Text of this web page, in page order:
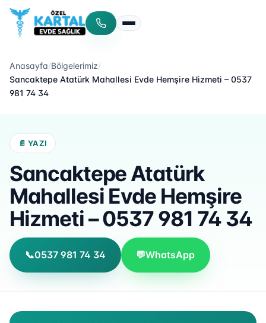
Menüyü aç/kapat
Anasayfa/Bölgelerimiz/
Sancaktepe Atatürk Mahallesi Evde Hemşire Hizmeti – 0537
981 74 34
📄 YAZI
Sancaktepe Atatürk
Mahallesi Evde Hemşire
Hizmeti – 0537 981 74 34
📞0537 981 74 34 💬WhatsApp